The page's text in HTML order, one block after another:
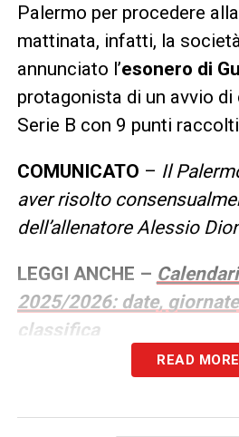
Palermo per procedere
mattinata, infatti, la
annunciato l’esonero di
protagonista di un avvio
Serie B con 9 punti
COMUNICATO – Il
aver risolto
dell’allenatore Alessio
LEGGI ANCHE –
2025/2026: date,
classifica
READ MORE